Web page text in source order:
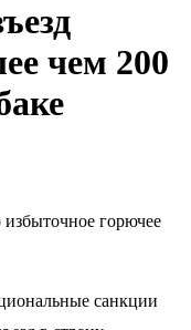
чем 200
горючее
санкции